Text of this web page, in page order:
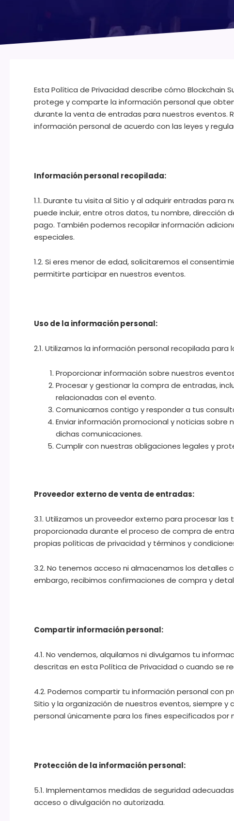
Esta Política de Privacidad describe cómo Blockchain
protege y comparte la información personal que
durante la venta de entradas para nuestros eventos.
información personal de acuerdo con las leyes y
Información personal recopilada:
1.1. Durante tu visita al Sitio y al adquirir entradas
puede incluir, entre otros datos, tu nombre, dirección
pago. También podemos recopilar información
especiales.
1.2. Si eres menor de edad, solicitaremos el
permitirte participar en nuestros eventos.
Uso de la información personal:
2.1. Utilizamos la información personal recopilada para
Proporcionar información sobre nuestros
Procesar y gestionar la compra de entradas,
relacionadas con el evento.
Comunicarnos contigo y responder a tus
Enviar información promocional y noticias
dichas comunicaciones.
Cumplir con nuestras obligaciones legales y
Proveedor externo de venta de entradas:
3.1. Utilizamos un proveedor externo para procesar
proporcionada durante el proceso de compra de
propias políticas de privacidad y términos y
3.2. No tenemos acceso ni almacenamos los
embargo, recibimos confirmaciones de compra y
Compartir información personal:
4.1. No vendemos, alquilamos ni divulgamos tu
descritas en esta Política de Privacidad o cuando se
4.2. Podemos compartir tu información personal con
Sitio y la organización de nuestros eventos, siempre
personal únicamente para los fines especificados por
Protección de la información personal:
5.1. Implementamos medidas de seguridad
acceso o divulgación no autorizada.